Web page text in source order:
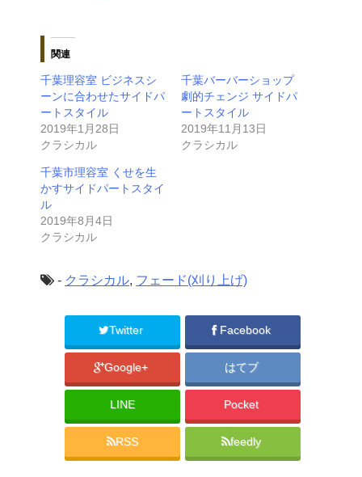
関連
千葉理容室 ビジネスシ
ーンに合わせたサイドパ
ートスタイル
2019年1月28日
クラシカル
千葉バーバーショップ
劇的チェンジ サイドパ
ートスタイル
2019年11月13日
クラシカル
千葉市理容室 くせを生
かすサイドパートスタイ
ル
2019年8月4日
クラシカル
- クラシカル, フェード(刈り上げ)
Twitter Facebook
Google+ はてブ
LINE Pocket
RSS feedly